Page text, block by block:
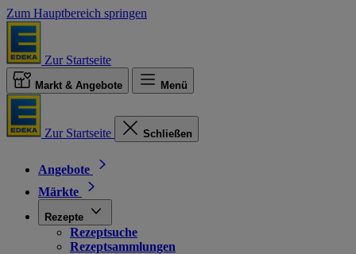
Zum Hauptbereich springen
Zur Startseite
Markt & Angebote Menü
Zur Startseite Schließen
Angebote
Märkte
Rezepte
Rezeptsuche
Rezeptsammlungen